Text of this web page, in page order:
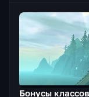
Бонусы